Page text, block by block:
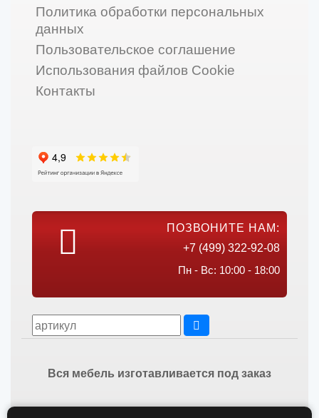
Политика обработки персональных
данных
Пользовательское соглашение
Использования файлов Cookie
Контакты
ПОЗВОНИТЕ НАМ:
+7 (499) 322-92-08
Пн - Вс: 10:00 - 18:00
Вся мебель изготавливается под заказ